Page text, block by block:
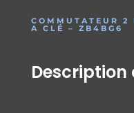
COMMUTATEUR
A CLÉ – ZB4BG6